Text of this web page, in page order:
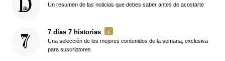
Un resumen de las noticias que debes saber antes de acostarte
7 días 7 historias
Una selección de los mejores contenidos de la semana, exclusiva
para suscriptores